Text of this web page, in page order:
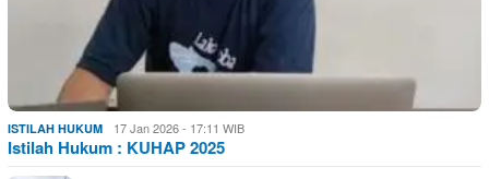
ISTILAH HUKUM 17 Jan 2026 - 17:11 WIB
Istilah Hukum : KUHAP 2025